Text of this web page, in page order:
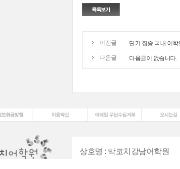
이전글 단기 집중 국내 어
다음글 다음글이 없습니다.
상호명 : 박코치강남어학원